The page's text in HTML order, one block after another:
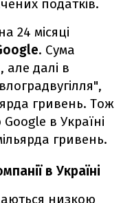
податків.
24 місяці
. Сума
але далі в
гривень. Тож
в Україні
гривень.
в Україні
низкою